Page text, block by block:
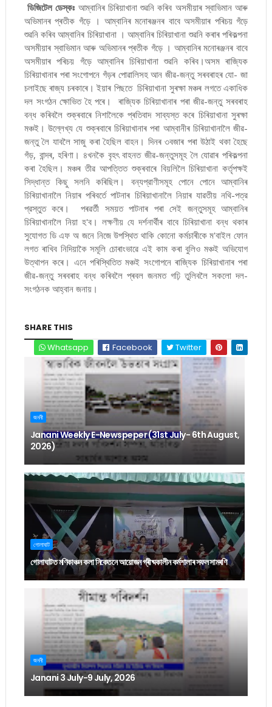
ডিজিটেল ডেস্কঃ আম্বানিৰ চিৰিয়াখানা শুৱনি কৰিব অসমীয়াৰ স্বাভিমান আৰু
অভিমানৰ প্ৰতীক গঁড়ে । আম্বানিৰ মনোৰঞ্জনৰ বাবে অসমীয়াৰ পৰিচয় গঁড়ে
শুৱনি কৰিব আম্বানিৰ চিৰিয়াখানা । আম্বানিৰ চিৰিয়াখানা শুৱনি কৰাৰ পৰিকল্পনা
অসমীয়াৰ স্বাভিমান আৰু অভিমানৰ প্ৰতীক গঁড়ে । আম্বানিৰ মনোৰঞ্জনৰ বাবে
অসমীয়াৰ পৰিচয় গঁড়ে আম্বানিৰ চিৰিয়াখানা শুৱনি কৰিব।অসম ৰাজ্যিক
চিৰিয়াখানাৰ পৰা সংগোপনে গঁড়ৰ পোৱালিসহ আন জীৱ-জন্তু সৰবৰাহৰ যো- জা
চলাইছে ৰাজ্য চৰকাৰে। ইয়াৰ পিছতে চিৰিয়াখানা সুৰক্ষা মঞ্চৰ লগতে একাধিক
দল সংগঠন ক্ষোভিত হৈ পৰে। ৰাজ্যিক চিৰিয়াখানাৰ পৰা জীৱ-জন্তু সৰবৰাহ
বন্ধ কৰিবলৈ শুক্ৰবাৰে নিশালৈকে প্ৰতিবাদ সাব্যস্ত কৰে চিৰিয়াখানা সুৰক্ষা
মঞ্চই। উল্লেখ্য যে শুক্ৰবাৰে চিৰিয়াখানাৰ পৰা আম্বানীৰ চিৰিয়াখানালৈ জীৱ-
জন্তু লৈ যাবলৈ সাজু কৰা হৈছিল বাহন। দিনৰ ৩বজাৰ পৰা উঠাই থকা হৈছে
গঁড়, বান্দৰ, হৰিণা। ৪খনকৈ বৃহৎ বাহনত জীৱ-জন্তুসমূহ লৈ যোৱাৰ পৰিকল্পনা
কৰা হৈছিল। মঞ্চৰ তীৱ আপত্তিত শুক্ৰবাৰে বিয়লিলৈ চিৰিয়াখানা কর্তৃপক্ষ‍ই
সিদ্ধান্ত কিছু সলনি কৰিছিল। বন্যপ্রাণীসমূহ পোনে পোনে আম্বানিৰ
চিৰিয়াখানালৈ নিয়াৰ পৰিবৰ্তে পাটনাৰ চিৰিয়াখানালৈ নিয়াৰ যাৱতীয় নথি-পত্র
প্রস্তুত কৰে। পৰৱৰ্তী সময়ত পাটনাৰ পৰা সেই জন্তুসমূহ আম্বানিৰ
চিৰিয়াখানালৈ নিয়া হ'ব। লক্ষণীয় যে দৰ্শনাৰ্থীৰ বাবে চিৰিয়াখানা বন্ধ থকাৰ
সুযোগত ডি এফ অ জনে নিজে উপস্থিত থাকি কোনো কৰ্মচাৰীকে ম'বাইল ফোন
লগত ৰাখিব নিদিয়াকৈ সমূলি চোৰাংভাৱে এই কাম কৰা বুলিও মঞ্চই অভিযোগ
উত্থাপন কৰে। এনে পৰিস্থিতিত মঞ্চই সংগোপনে ৰাজ্যিক চিৰিয়াখানাৰ পৰা
জীৱ-জন্তু সৰবৰাহ বন্ধ কৰিবলৈ প্ৰবল জনমত গঢ়ি তুলিবলৈ সকলো দল-
সংগঠনক আহ্বান জনায়।
SHARE THIS
Whatsapp
Facebook Twitter
জননী
Janani Weekly E-Newspeper (31st July- 6th August,
2026)
গোলাঘাট
গোলাঘাটত মণিকাঞ্চন কলা নিকেতনে আয়োজন গ্ৰীষ্মকালীন কৰ্মশালাৰ সফল সামৰণি
জননী
Janani 3 July-9 July, 2026